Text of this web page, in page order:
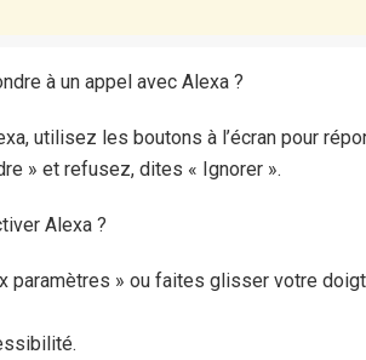
à un appel avec Alexa ?
utilisez les boutons à l’écran pour
» et refusez, dites « Ignorer ».
Alexa ?
paramètres » ou faites glisser votre